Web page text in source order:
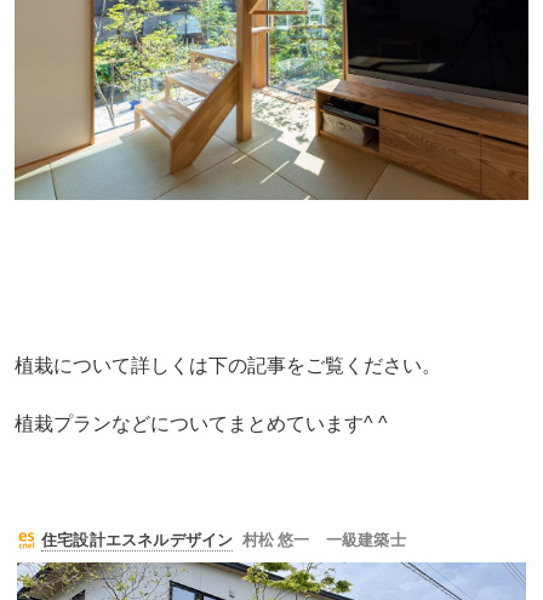
植栽について詳しくは下の記事をご覧ください。
植栽プランなどについてまとめています^ ^